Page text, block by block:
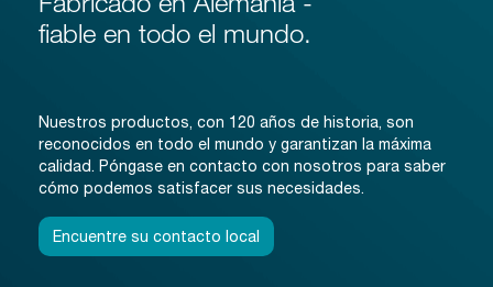
fiable en todo el mundo.
Nuestros productos, con 120 años de historia, son
reconocidos en todo el mundo y garantizan la máxima
calidad. Póngase en contacto con nosotros para saber
cómo podemos satisfacer sus necesidades.
Encuentre su contacto local